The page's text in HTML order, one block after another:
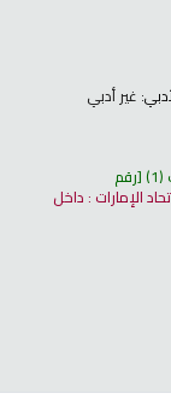
غير أدبي
(1) رقم
الإمارات : داخل